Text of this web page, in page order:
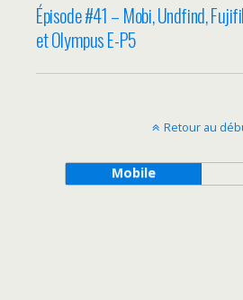
Épisode #41 – Mobi, Undfind,
et Olympus E-P5
Retour au
Mobile